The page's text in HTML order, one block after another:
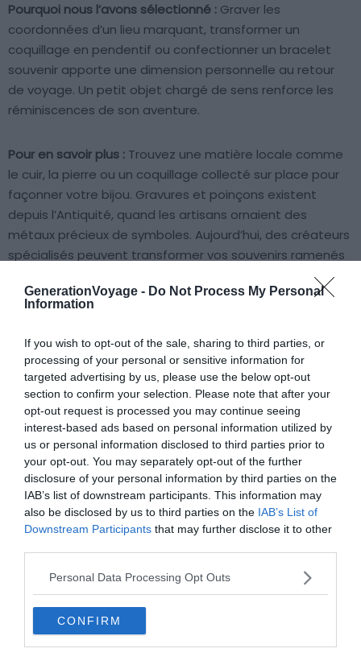
GenerationVoyage - Do Not Process My Personal
Information
If you wish to opt-out of the sale, sharing to third parties, or
processing of your personal or sensitive information for
targeted advertising by us, please use the below opt-out
section to confirm your selection. Please note that after your
opt-out request is processed you may continue seeing
interest-based ads based on personal information utilized by
us or personal information disclosed to third parties prior to
your opt-out. You may separately opt-out of the further
disclosure of your personal information by third parties on the
IAB’s list of downstream participants. This information may
also be disclosed by us to third parties on the IAB’s List of
Downstream Participants that may further disclose it to other
Personal Data Processing Opt Outs
CONFIRM
Pourquoi nous l’avons sélectionné : Graver les
coordonnées d’un lieu marquant, transformer un
coquillage en pendentif ou confectionner un bracelet
souvenir apporte une dimension personnelle au retour
de voyage. Un petit objet chargé de sens renforce les
réminiscences de son aventure.
Pour en savoir plus : Trouvez une matière locale comme
le cuir, la pierre ou un coquillage collecté sur place pour
façonner votre bijou. Gravures et poinçons existent
depuis l’Antiquité, quand les artisans ornaient des
métaux précieux de symboles. Aujourd’hui, des créateurs
spécialisés peuvent transformer vos souvenirs ramenés
des coordonnées GPS, une date précise, puis confiez
votre idée à un artisan local. À votre retour, vous aurez
entre les mains un objet concret et personnel rempli
d’émotion.
5. Faire un mur de souvenirs photo